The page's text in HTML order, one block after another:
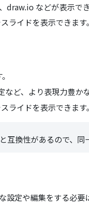
などが表示でき
ライドを表示できます。
ど、より表現力豊か
ライドを表示できます。
new window)
と互換性があるので、同
設定や編集をする必